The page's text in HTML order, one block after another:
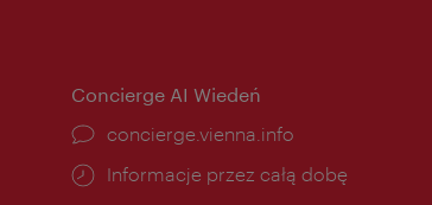
Concierge AI Wiedeń
concierge.vienna.info
Informacje przez całą dobę